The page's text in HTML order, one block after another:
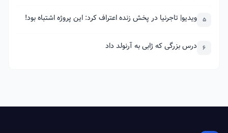
5 ویدیو| تاجرنیا در پخش زنده اعتراف کرد: این پروژه اشتباه بود!
6 درس بزرگی که ژابی به آرنولد داد